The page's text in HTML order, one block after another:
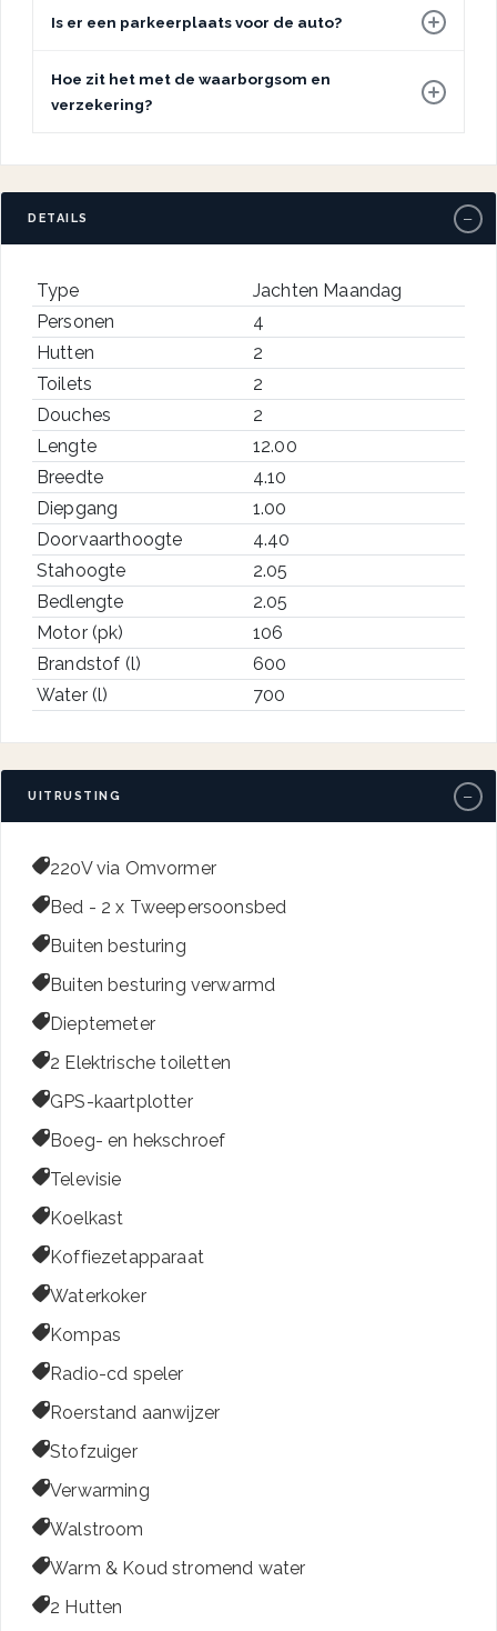
DETAILS −
Type
Jachten Maandag
Personen
4
Hutten
2
Toilets
2
Douches
2
Lengte
12.00
Breedte
4.10
Diepgang
1.00
Doorvaarthoogte
4.40
Stahoogte
2.05
Bedlengte
2.05
Motor (pk)
106
Brandstof (l)
600
Water (l)
700
UITRUSTING −
220V via Omvormer
Bed - 2 x Tweepersoonsbed
Buiten besturing
Buiten besturing verwarmd
Dieptemeter
2 Elektrische toiletten
GPS-kaartplotter
Boeg- en hekschroef
Televisie
Koelkast
Koffiezetapparaat
Waterkoker
Kompas
Radio-cd speler
Roerstand aanwijzer
Stofzuiger
Verwarming
Walstroom
Warm & Koud stromend water
2 Hutten
Is er een parkeerplaats voor de auto?
Hoe zit het met de waarborgsom en
verzekering?